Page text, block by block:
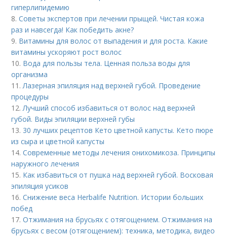
гиперлипидемию
8.Советы экспертов при лечении прыщей. Чистая кожа
раз и навсегда! Как победить акне?
9. Витамины для волос от выпадения и для роста. Какие
витамины ускоряют рост волос
10. Вода для пользы тела. Ценная польза воды для
организма
11. Лазерная эпиляция над верхней губой. Проведение
процедуры
12. Лучший способ избавиться от волос над верхней
губой. Виды эпиляции верхней губы
13. 30 лучших рецептов Кето цветной капусты. Кето пюре
из сыра и цветной капусты
14.Современные методы лечения онихомикоза. Принципы
наружного лечения
15. Как избавиться от пушка над верхней губой. Восковая
эпиляция усиков
16.Снижение веса Herbalife Nutrition. Истории больших
побед
17.Отжимания на брусьях с отягощением. Отжимания на
брусьях с весом (отягощением): техника, методика, видео